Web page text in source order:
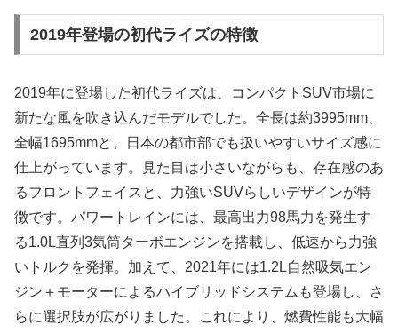
2019年登場の初代ライズの特徴
2019年に登場した初代ライズは、コンパクトSUV市場に
新たな風を吹き込んだモデルでした。全長は約3995mm、
全幅1695mmと、日本の都市部でも扱いやすいサイズ感に
仕上がっています。見た目は小さいながらも、存在感のあ
るフロントフェイスと、力強いSUVらしいデザインが特
徴です。パワートレインには、最高出力98馬力を発生す
る1.0L直列3気筒ターボエンジンを搭載し、低速から力強
いトルクを発揮。加えて、2021年には1.2L自然吸気エン
ジン＋モーターによるハイブリッドシステムも登場し、さ
らに選択肢が広がりました。これにより、燃費性能も大幅